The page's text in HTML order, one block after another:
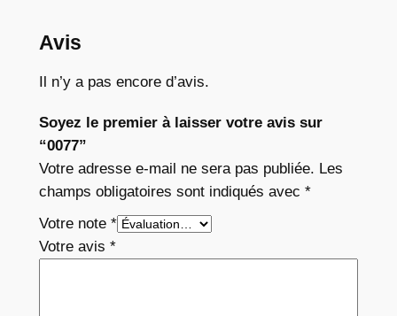
€
Avis
Il n’y a pas encore d’avis.
Soyez le premier à laisser votre avis sur
“0077”
Votre adresse e-mail ne sera pas publiée. Les
champs obligatoires sont indiqués avec *
Votre note *
Votre avis *